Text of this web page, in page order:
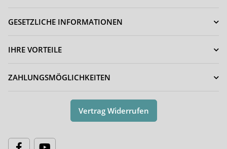
GESETZLICHE INFORMATIONEN
IHRE VORTEILE
ZAHLUNGSMÖGLICHKEITEN
Vertrag Widerrufen